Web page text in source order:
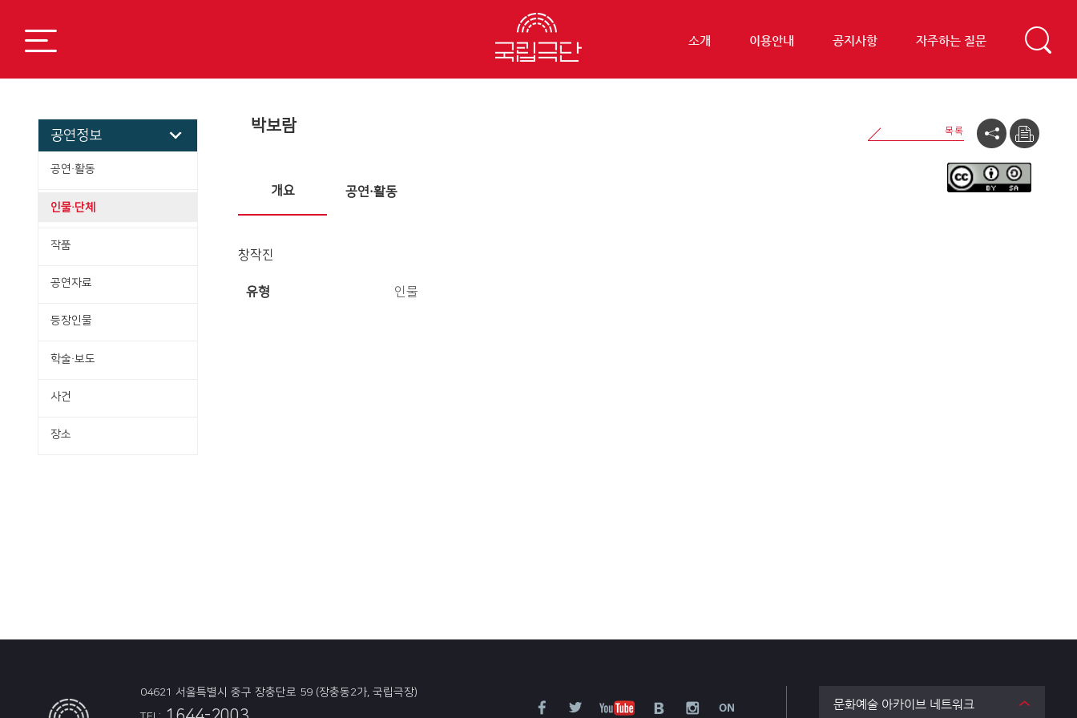
소개 이용안내 공지사항 자주하는 질문
공연정보
공연·활동
인물·단체
작품
공연자료
등장인물
학술·보도
사건
장소
박보람
개요 공연·활동
창작진
유형 인물
04621 서울특별시 중구 장충단로 59 (장충동2가, 국립극장)
문화예술 아카이브 네트워크